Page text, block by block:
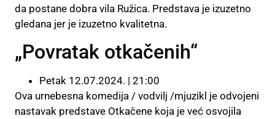
da postane dobra vila Ružica. Predstava je izuzetno
gledana jer je izuzetno kvalitetna.
„Povratak otkačenih“
Petak 12.07.2024. | 21:00
Ova urnebesna komedija / vodvilj /mjuzikl je odvojeni
nastavak predstave Otkačene koja je već osvojila